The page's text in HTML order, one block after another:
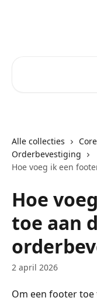
Alle collecties
Orderbevestiging
Hoe voeg ik een
Hoe
toe aan
2 april 2026
Om een footer toe